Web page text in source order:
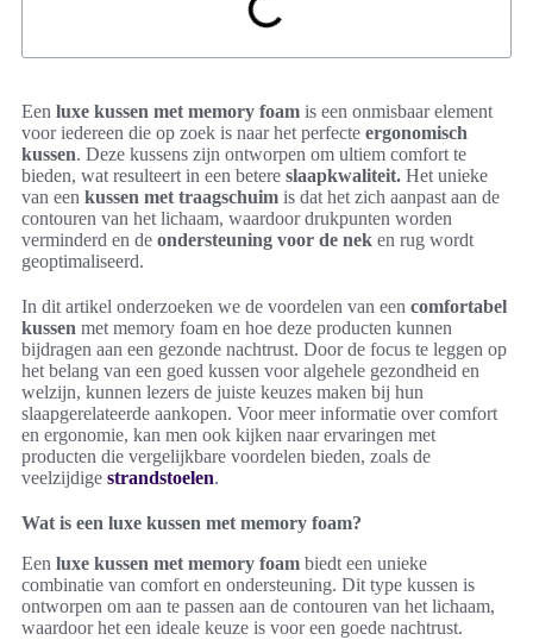
Een luxe kussen met memory foam is een onmisbaar element
voor iedereen die op zoek is naar het perfecte ergonomisch
kussen. Deze kussens zijn ontworpen om ultiem comfort te
bieden, wat resulteert in een betere slaapkwaliteit. Het unieke
van een kussen met traagschuim is dat het zich aanpast aan de
contouren van het lichaam, waardoor drukpunten worden
verminderd en de ondersteuning voor de nek en rug wordt
geoptimaliseerd.
In dit artikel onderzoeken we de voordelen van een comfortabel
kussen met memory foam en hoe deze producten kunnen
bijdragen aan een gezonde nachtrust. Door de focus te leggen op
het belang van een goed kussen voor algehele gezondheid en
welzijn, kunnen lezers de juiste keuzes maken bij hun
slaapgerelateerde aankopen. Voor meer informatie over comfort
en ergonomie, kan men ook kijken naar ervaringen met
producten die vergelijkbare voordelen bieden, zoals de
veelzijdige strandstoelen.
Wat is een luxe kussen met memory foam?
Een luxe kussen met memory foam biedt een unieke
combinatie van comfort en ondersteuning. Dit type kussen is
ontworpen om aan te passen aan de contouren van het lichaam,
waardoor het een ideale keuze is voor een goede nachtrust.